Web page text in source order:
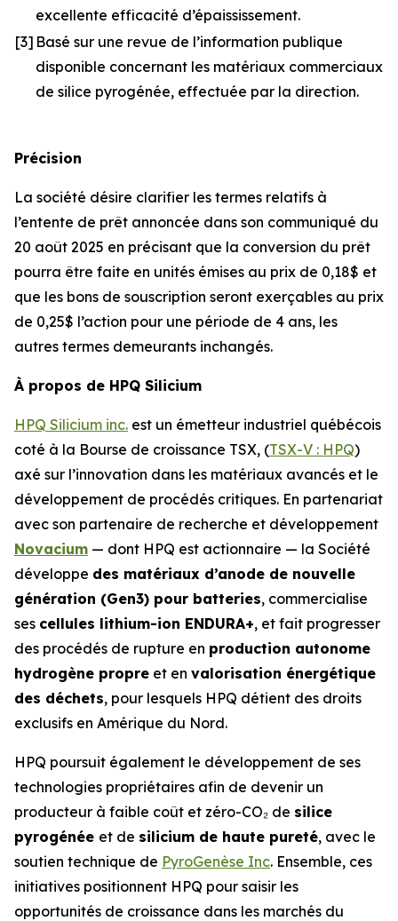
excellente efficacité d’épaississement.
[3] Basé sur une revue de l’information publique
disponible concernant les matériaux commerciaux
de silice pyrogénée, effectuée par la direction.
Précision
La société désire clarifier les termes relatifs à
l’entente de prêt annoncée dans son communiqué du
20 août 2025 en précisant que la conversion du prêt
pourra être faite en unités émises au prix de 0,18$ et
que les bons de souscription seront exerçables au prix
de 0,25$ l’action pour une période de 4 ans, les
autres termes demeurants inchangés.
À propos de HPQ Silicium
HPQ Silicium inc. est un émetteur industriel québécois
coté à la Bourse de croissance TSX, (TSX-V : HPQ)
axé sur l’innovation dans les matériaux avancés et le
développement de procédés critiques. En partenariat
avec son partenaire de recherche et développement
Novacium — dont HPQ est actionnaire — la Société
développe des matériaux d’anode de nouvelle
génération (Gen3) pour batteries, commercialise
ses cellules lithium-ion ENDURA+, et fait progresser
des procédés de rupture en production autonome
hydrogène propre et en valorisation énergétique
des déchets, pour lesquels HPQ détient des droits
exclusifs en Amérique du Nord.
HPQ poursuit également le développement de ses
technologies propriétaires afin de devenir un
producteur à faible coût et zéro-CO₂ de silice
pyrogénée et de silicium de haute pureté, avec le
soutien technique de PyroGenèse Inc. Ensemble, ces
initiatives positionnent HPQ pour saisir les
opportunités de croissance dans les marchés du